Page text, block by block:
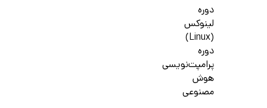
دوره
لینوکس
(Linux)
دوره
پرامپت‌نویسی
هوش
مصنوعی